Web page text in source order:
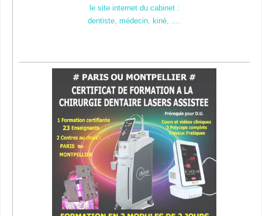
le site internet du cabinet :
dentiste, médecin, kiné, ....